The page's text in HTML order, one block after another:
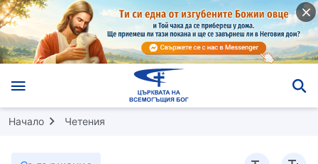
Начало Четения